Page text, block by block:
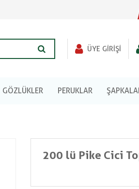
ÜYE GIRIŞI
GÖZLÜKLER PERUKLAR
200 lü Pike Cici